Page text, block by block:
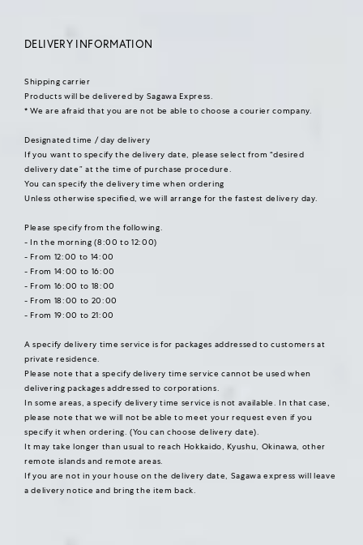
DELIVERY INFORMATION
Shipping carrier
Products will be delivered by Sagawa Express.
* We are afraid that you are not be able to choose a courier company.
Designated time / day delivery
If you want to specify the delivery date, please select from “desired
delivery date” at the time of purchase procedure.
You can specify the delivery time when ordering
Unless otherwise specified, we will arrange for the fastest delivery day.
Please specify from the following.
- In the morning (8:00 to 12:00)
- From 12:00 to 14:00
- From 14:00 to 16:00
- From 16:00 to 18:00
- From 18:00 to 20:00
- From 19:00 to 21:00
A specify delivery time service is for packages addressed to customers at
private residence.
Please note that a specify delivery time service cannot be used when
delivering packages addressed to corporations.
In some areas, a specify delivery time service is not available. In that case,
please note that we will not be able to meet your request even if you
specify it when ordering. (You can choose delivery date).
It may take longer than usual to reach Hokkaido, Kyushu, Okinawa, other
remote islands and remote areas.
If you are not in your house on the delivery date, Sagawa express will leave
a delivery notice and bring the item back.